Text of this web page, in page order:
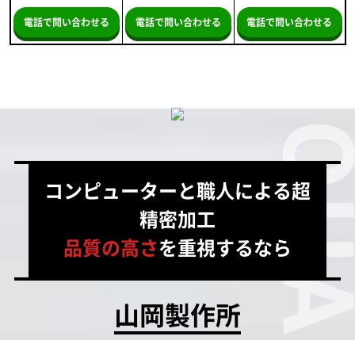
電話で問い合わせる 電話で問い合わせる 電話で問い合わせる
コンピューターと職人による超
精密加工
品質の高さを重視するなら
山岡製作所